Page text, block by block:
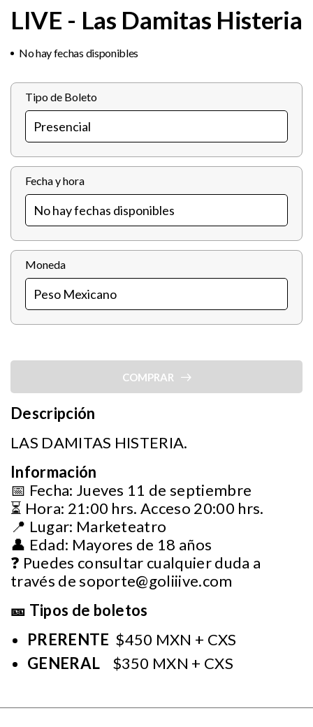
LIVE - Las Damitas Histeria
No hay fechas disponibles
Tipo de Boleto
Fecha y hora
Moneda
COMPRAR
Descripción
LAS DAMITAS HISTERIA.
Información
📅 Fecha: Jueves 11 de septiembre
⏳ Hora: 21:00 hrs. Acceso 20:00 hrs.
📍 Lugar: Marketeatro
👤 Edad: Mayores de 18 años
❓ Puedes consultar cualquier duda a
través desoporte@goliiive.com
🎫 Tipos de boletos
PRERENTE $450 MXN + CXS
GENERAL $350 MXN + CXS